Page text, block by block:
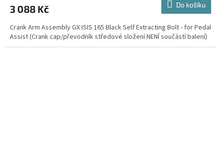
3 088 Kč Do košíku
Crank Arm Assembly GX ISIS 165 Black Self Extracting Bolt - for Pedal
Assist (Crank cap/převodník středové složení NENÍ součástí balení)